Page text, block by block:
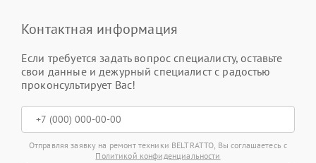
Контактная информация
Если требуется задать вопрос специалисту, оставьте
свои данные и дежурный специалист с радостью
проконсультирует Вас!
Отправляя заявку на ремонт техники BELTRATTO, Вы соглашаетесь с
Политикой конфиденциальности